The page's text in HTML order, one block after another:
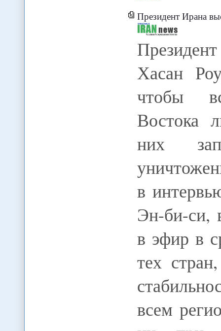
Президент Ирана выступил
Хасан
чтобы
Востока
них
в
Эн-би-си,
в эфир в
тех
всем